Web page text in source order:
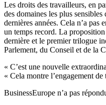
Les droits des travailleurs, en
des domaines les plus
dernières années. Cela n’a pas
un temps record. La proposition
dernière et le premier trilogue
Parlement, du Conseil et de la
« C’est une nouvelle
« Cela montre l’engagement
BusinessEurope n’a pas